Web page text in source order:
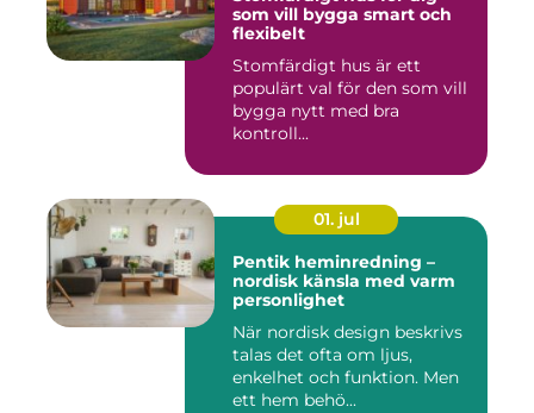
som vill bygga smart och
flexibelt
Stomfärdigt hus är ett
populärt val för den som vill
bygga nytt med bra
kontroll...
01. jul
Pentik heminredning –
nordisk känsla med varm
personlighet
När nordisk design beskrivs
talas det ofta om ljus,
enkelhet och funktion. Men
ett hem behö...